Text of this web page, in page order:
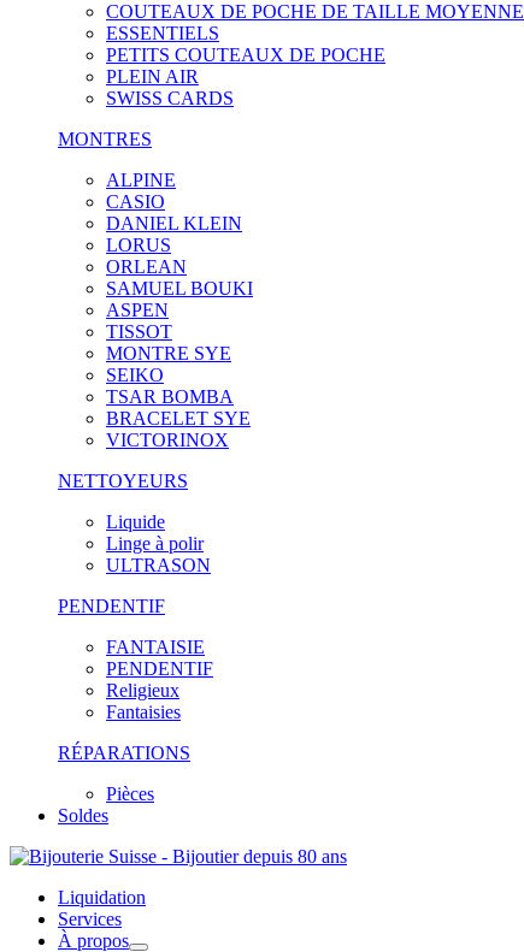
COUTEAUX DE POCHE DE TAILLE MOYENNE
ESSENTIELS
PETITS COUTEAUX DE POCHE
PLEIN AIR
SWISS CARDS
MONTRES
ALPINE
CASIO
DANIEL KLEIN
LORUS
ORLEAN
SAMUEL BOUKI
ASPEN
TISSOT
MONTRE SYE
SEIKO
TSAR BOMBA
BRACELET SYE
VICTORINOX
NETTOYEURS
Liquide
Linge à polir
ULTRASON
PENDENTIF
FANTAISIE
PENDENTIF
Religieux
Fantaisies
RÉPARATIONS
Pièces
Soldes
Liquidation
Services
À propos